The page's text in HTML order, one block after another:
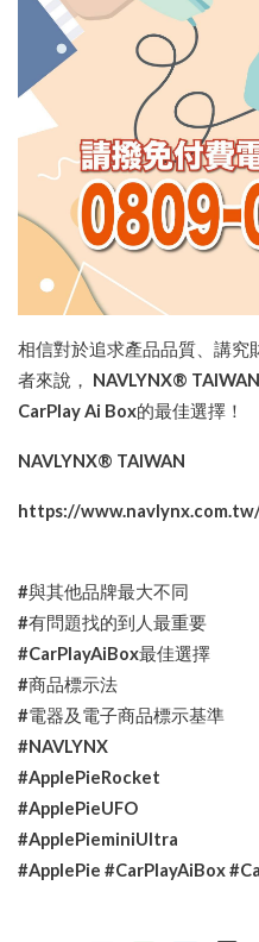
相信對於追求產品品質、講究
者來說， NAVLYNX® TAIWAN
CarPlay Ai Box的最佳選擇！
NAVLYNX® TAIWAN
https://
#與其他品牌最大不同
#有問題找的到人最重要
#CarPlayAiBox最佳選擇
#商品標示法
#電器及電子商品標示基準
#NAVLYNX
#ApplePieRocket
#ApplePieUFO
#ApplePieminiUltra
#ApplePie #CarPlayAiBox